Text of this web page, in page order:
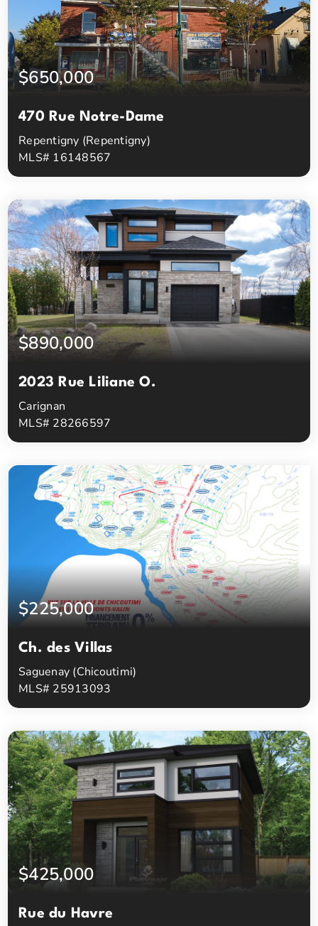
$650,000
470 Rue Notre-Dame
Repentigny (Repentigny)
MLS# 16148567
Chambres à coucher
Salles de bain
$890,000
2023 Rue Liliane O.
Carignan
MLS# 28266597
Chambres à coucher
Salles de bain
$225,000
Ch. des Villas
Saguenay (Chicoutimi)
MLS# 25913093
Chambres à coucher
Salles de bain
$425,000
Rue du Havre